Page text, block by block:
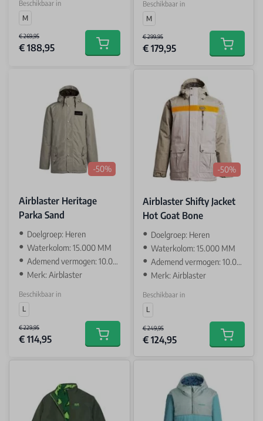
Beschikbaar in
M
€ 269,95
€ 188,95 Add to cart
Beschikbaar in
M
€ 299,95
€ 179,95 Add to
-50%
Airblaster Heritage
Parka Sand
Doelgroep: Heren
Waterkolom: 15.000 MM
Ademend vermogen: 10.000 GR
Merk: Airblaster
Beschikbaar in
L
€ 229,95
€ 114,95 Add to cart
-50%
Airblaster Shifty Jacket
Hot Goat Bone
Doelgroep: Heren
Waterkolom: 15.000 MM
Ademend vermogen: 10.000 GR
Merk: Airblaster
Beschikbaar in
L
€ 249,95
€ 124,95 Add to